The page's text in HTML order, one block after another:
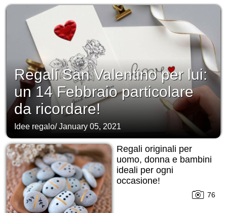
Regali San Valentino per lui:
un 14 Febbraio particolare
da ricordare!
Idee regalo/January 05, 2021
Regali originali per
uomo, donna e bambini
ideali per ogni
occasione!
76